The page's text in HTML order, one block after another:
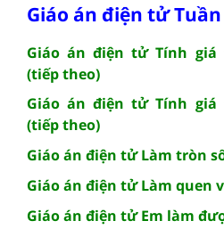
Giáo án điện tử Tuần
Giáo án điện tử Tính
(tiếp theo)
Giáo án điện tử Tính
(tiếp theo)
Giáo án điện tử Làm tròn
Giáo án điện tử Làm quen
Giáo án điện tử Em làm